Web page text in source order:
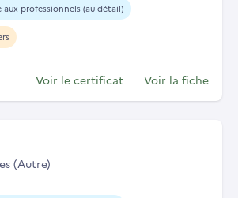
aux professionnels (au détail)
Voir le certificat Voir la fiche
(Autre)